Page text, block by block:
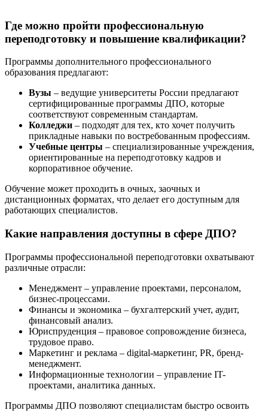
Где можно пройти профессиональную
переподготовку и повышение квалификации?
Программы дополнительного профессионального
образования предлагают:
Вузы – ведущие университеты России предлагают
сертифицированные программы ДПО, которые
соответствуют современным стандартам.
Колледжи – подходят для тех, кто хочет получить
прикладные навыки по востребованным профессиям.
Учебные центры – специализированные учреждения,
ориентированные на переподготовку кадров и
корпоративное обучение.
Обучение может проходить в очных, заочных и
дистанционных форматах, что делает его доступным для
работающих специалистов.
Какие направления доступны в сфере ДПО?
Программы профессиональной переподготовки охватывают
различные отрасли:
Менеджмент – управление проектами, персоналом,
бизнес-процессами.
Финансы и экономика – бухгалтерский учет, аудит,
финансовый анализ.
Юриспруденция – правовое сопровождение бизнеса,
трудовое право.
Маркетинг и реклама – digital-маркетинг, PR, бренд-
менеджмент.
Информационные технологии – управление IT-
проектами, аналитика данных.
Программы ДПО позволяют специалистам быстро освоить